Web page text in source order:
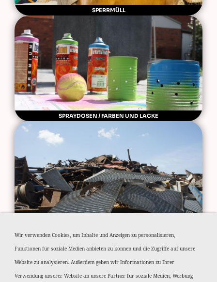
SPERRMÜLL
SPRAYDOSEN / FARBEN UND LACKE
Wir verwenden Cookies, um Inhalte und Anzeigen zu personalisieren,
Funktionen für soziale Medien anbieten zu können und die Zugriffe auf unsere
Website zu analysieren. Außerdem geben wir Informationen zu Ihrer
Verwendung unserer Website an unsere Partner für soziale Medien, Werbung